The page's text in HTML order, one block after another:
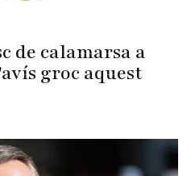
de calamarsa a
groc aquest